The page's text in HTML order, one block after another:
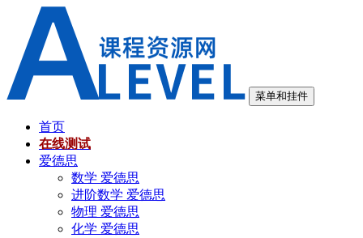
菜单和挂件
首页
在线测试
爱德思
数学 爱德思
进阶数学 爱德思
物理 爱德思
化学 爱德思